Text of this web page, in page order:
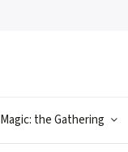
Magic: the Gathering